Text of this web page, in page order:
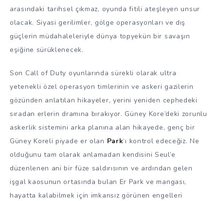
arasındaki tarihsel çıkmaz, oyunda fitili ateşleyen unsur
olacak. Siyasi gerilimler, gölge operasyonları ve dış
güçlerin müdahaleleriyle dünya topyekün bir savaşın
eşiğine sürüklenecek.
Son Call of Duty oyunlarında sürekli olarak ultra
yetenekli özel operasyon timlerinin ve askeri gazilerin
gözünden anlatılan hikayeler, yerini yeniden cephedeki
sıradan erlerin dramına bırakıyor. Güney Kore’deki zorunlu
askerlik sistemini arka planına alan hikayede, genç bir
Güney Koreli piyade er olan Park‘ı kontrol edeceğiz. Ne
olduğunu tam olarak anlamadan kendisini Seul’e
düzenlenen ani bir füze saldırısının ve ardından gelen
işgal kaosunun ortasında bulan Er Park ve mangası,
hayatta kalabilmek için imkansız görünen engelleri